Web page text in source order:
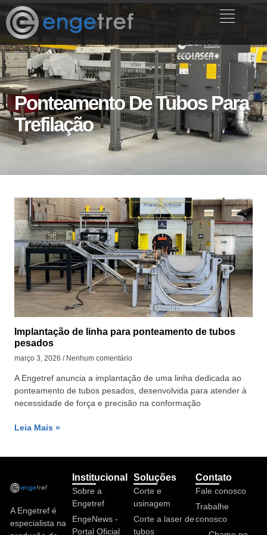
Ponteamento De Tubos Para
Trefilação
Implantação de linha para ponteamento de tubos
pesados
março 3, 2026 Nenhum comentário
A Engetref anuncia a implantação de uma linha dedicada ao
ponteamento de tubos pesados, desenvolvida para atender à
necessidade de força e precisão na conformação
Leia Mais »
Institucional
Sobre a
Engetref
EngeNews -
Portal Oficial
Soluções
Corte e
usinagem
Corte a laser de
tubos
Contato
Fale conosco
Trabalhe
conosco
A Engetref é
especialista na